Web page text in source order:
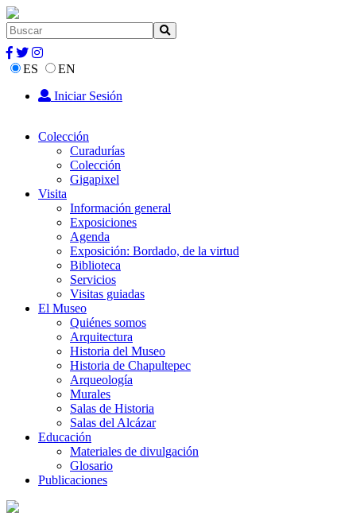
ES
EN
Iniciar Sesión
Colección
Curadurías
Colección
Gigapixel
Visita
Información general
Exposiciones
Agenda
Exposición: Bordado, de la virtud
Biblioteca
Servicios
Visitas guiadas
El Museo
Quiénes somos
Arquitectura
Historia del Museo
Historia de Chapultepec
Arqueología
Murales
Salas de Historia
Salas del Alcázar
Educación
Materiales de divulgación
Glosario
Publicaciones